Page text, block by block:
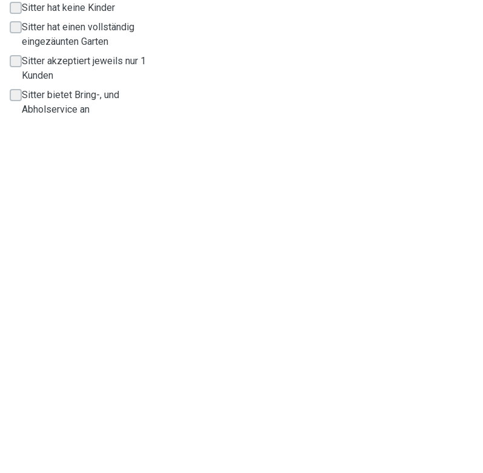
Sitter hat keine Kinder
Sitter hat einen vollständig
eingezäunten Garten
Sitter akzeptiert jeweils nur 1
Kunden
Sitter bietet Bring-, und
Abholservice an